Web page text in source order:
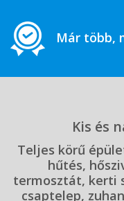
Már több,
Kis és
Teljes körű
hűtés,
termosztát, kerti
csaptelep,